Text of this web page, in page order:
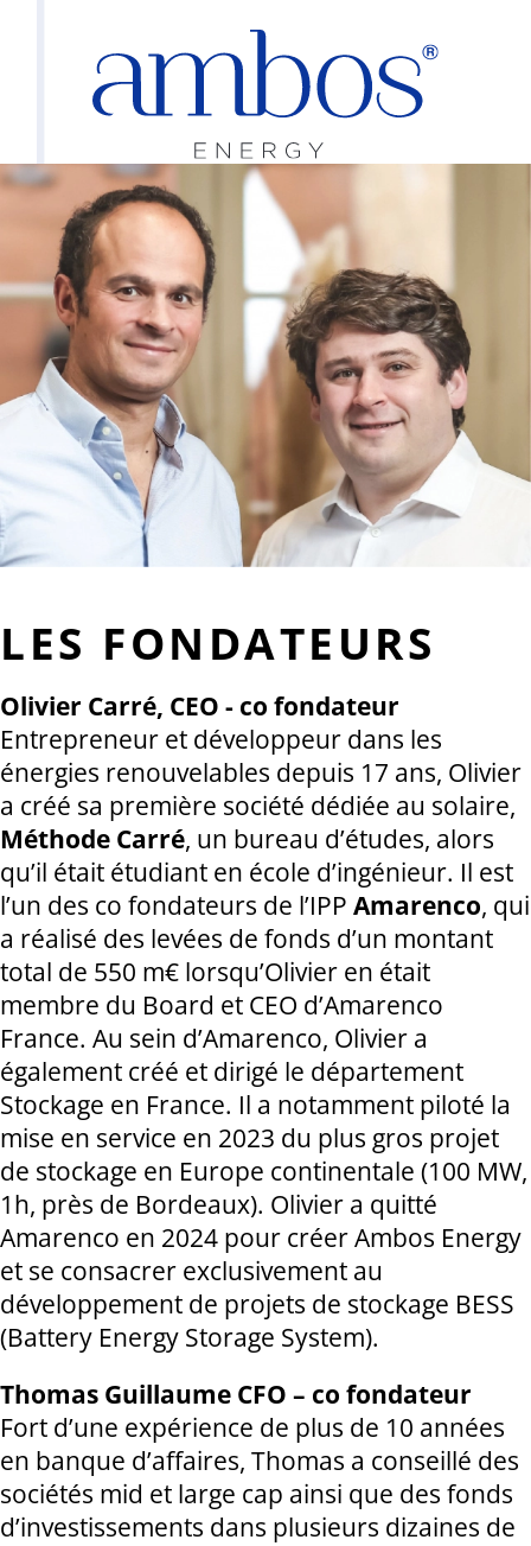
LES FONDATEURS
Olivier Carré, CEO - co fondateur
Entrepreneur et développeur dans les
énergies renouvelables depuis 17 ans, Olivier
a créé sa première société dédiée au solaire,
Méthode Carré, un bureau d’études, alors
qu’il était étudiant en école d’ingénieur. Il est
l’un des co fondateurs de l’IPP Amarenco, qui
a réalisé des levées de fonds d’un montant
total de 550 m€ lorsqu’Olivier en était
membre du Board et CEO d’Amarenco
France. Au sein d’Amarenco, Olivier a
également créé et dirigé le département
Stockage en France. Il a notamment piloté la
mise en service en 2023 du plus gros projet
de stockage en Europe continentale (100 MW,
1h, près de Bordeaux). Olivier a quitté
Amarenco en 2024 pour créer Ambos Energy
et se consacrer exclusivement au
développement de projets de stockage BESS
(Battery Energy Storage System).
Thomas Guillaume CFO – co fondateur
Fort d’une expérience de plus de 10 années
en banque d’affaires, Thomas a conseillé des
sociétés mid et large cap ainsi que des fonds
d’investissements dans plusieurs dizaines de